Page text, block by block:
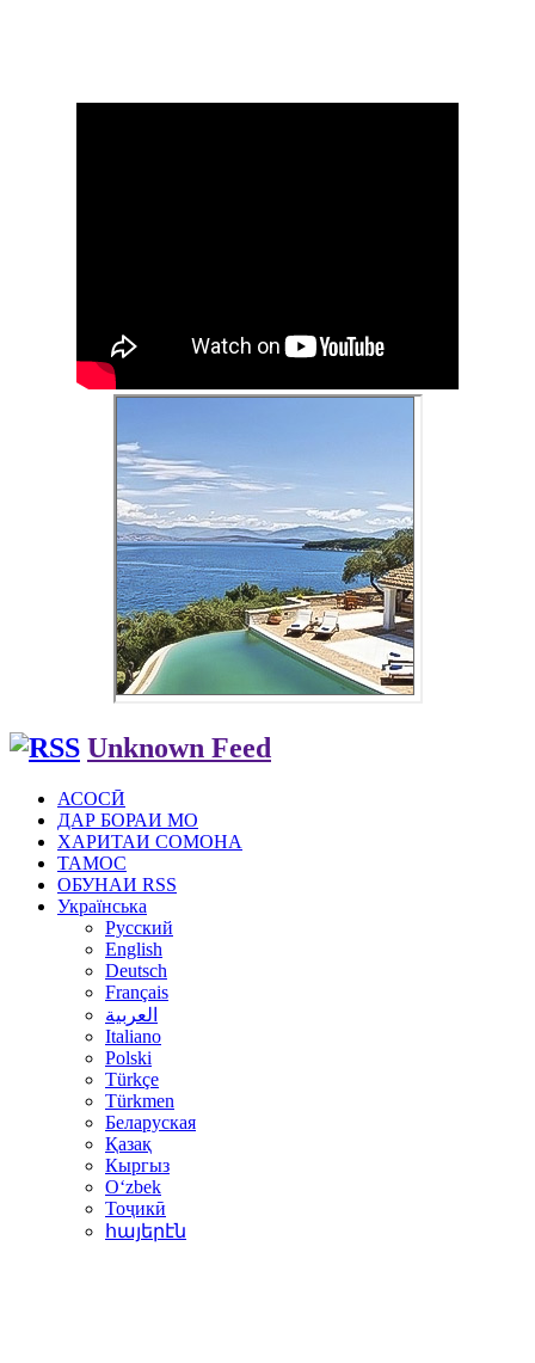
Unknown Feed
АСОСӢ
ДАР БОРАИ МО
ХАРИТАИ СОМОНА
ТАМОС
ОБУНАИ RSS
Українська
Русский
English
Deutsch
Français
العربية
Italiano
Polski
Türkçe
Türkmen
Беларуская
Қазақ
Кыргыз
Oʻzbek
Тоҷикӣ
հայերէն